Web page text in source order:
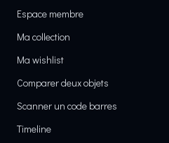
Espace membre
Ma collection
Ma wishlist
Comparer deux objets
Scanner un code barres
Timeline